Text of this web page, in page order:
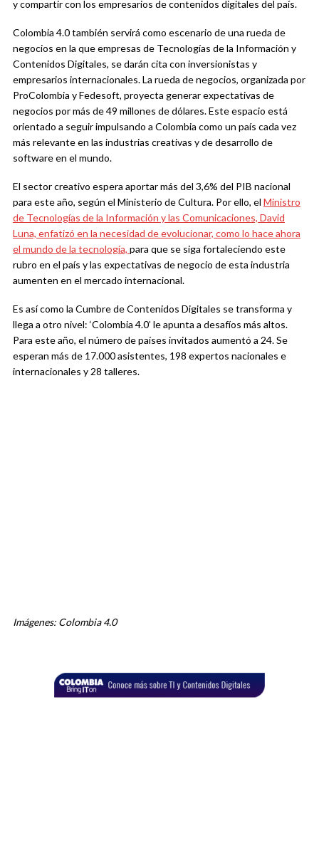
y compartir con los empresarios de contenidos digitales del país.
Colombia 4.0 también servirá como escenario de una rueda de
negocios en la que empresas de Tecnologías de la Información y
Contenidos Digitales, se darán cita con inversionistas y
empresarios internacionales. La rueda de negocios, organizada por
ProColombia y Fedesoft, proyecta generar expectativas de
negocios por más de 49 millones de dólares. Este espacio está
orientado a seguir impulsando a Colombia como un país cada vez
más relevante en las industrias creativas y de desarrollo de
software en el mundo.
El sector creativo espera aportar más del 3,6% del PIB nacional
para este año, según el Ministerio de Cultura. Por ello, el Ministro
de Tecnologías de la Información y las Comunicaciones, David
Luna, enfatizó en la necesidad de evolucionar, como lo hace ahora
el mundo de la tecnología, para que se siga fortaleciendo este
rubro en el país y las expectativas de negocio de esta industria
aumenten en el mercado internacional.
Es así como la Cumbre de Contenidos Digitales se transforma y
llega a otro nivel: ‘Colombia 4.0’ le apunta a desafíos más altos.
Para este año, el número de países invitados aumentó a 24. Se
esperan más de 17.000 asistentes, 198 expertos nacionales e
internacionales y 28 talleres.
Imágenes: Colombia 4.0